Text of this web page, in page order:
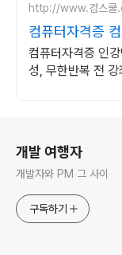
http://www.컴스쿨
컴퓨터자격증
결제시 기프티
컴퓨터자격증 인
성, 무한반복 전
개발 여행자
개발자와 PM 그 사이
구독하기